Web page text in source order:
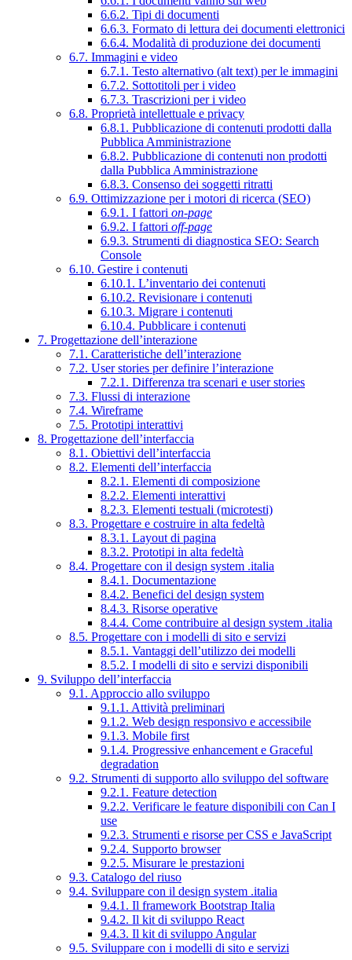
6.6.2. Tipi di documenti
6.6.3. Formato di lettura dei documenti elettronici
6.6.4. Modalità di produzione dei documenti
6.7. Immagini e video
6.7.1. Testo alternativo (alt text) per le immagini
6.7.2. Sottotitoli per i video
6.7.3. Trascrizioni per i video
6.8. Proprietà intellettuale e privacy
6.8.1. Pubblicazione di contenuti prodotti dalla
Pubblica Amministrazione
6.8.2. Pubblicazione di contenuti non prodotti
dalla Pubblica Amministrazione
6.8.3. Consenso dei soggetti ritratti
6.9. Ottimizzazione per i motori di ricerca (SEO)
6.9.1. I fattori on-page
6.9.2. I fattori off-page
6.9.3. Strumenti di diagnostica SEO: Search
Console
6.10. Gestire i contenuti
6.10.1. L’inventario dei contenuti
6.10.2. Revisionare i contenuti
6.10.3. Migrare i contenuti
6.10.4. Pubblicare i contenuti
7. Progettazione dell’interazione
7.1. Caratteristiche dell’interazione
7.2. User stories per definire l’interazione
7.2.1. Differenza tra scenari e user stories
7.3. Flussi di interazione
7.4. Wireframe
7.5. Prototipi interattivi
8. Progettazione dell’interfaccia
8.1. Obiettivi dell’interfaccia
8.2. Elementi dell’interfaccia
8.2.1. Elementi di composizione
8.2.2. Elementi interattivi
8.2.3. Elementi testuali (microtesti)
8.3. Progettare e costruire in alta fedeltà
8.3.1. Layout di pagina
8.3.2. Prototipi in alta fedeltà
8.4. Progettare con il design system .italia
8.4.1. Documentazione
8.4.2. Benefici del design system
8.4.3. Risorse operative
8.4.4. Come contribuire al design system .italia
8.5. Progettare con i modelli di sito e servizi
8.5.1. Vantaggi dell’utilizzo dei modelli
8.5.2. I modelli di sito e servizi disponibili
9. Sviluppo dell’interfaccia
9.1. Approccio allo sviluppo
9.1.1. Attività preliminari
9.1.2. Web design responsivo e accessibile
9.1.3. Mobile first
9.1.4. Progressive enhancement e Graceful
degradation
9.2. Strumenti di supporto allo sviluppo del software
9.2.1. Feature detection
9.2.2. Verificare le feature disponibili con Can I
use
9.2.3. Strumenti e risorse per CSS e JavaScript
9.2.4. Supporto browser
9.2.5. Misurare le prestazioni
9.3. Catalogo del riuso
9.4. Sviluppare con il design system .italia
9.4.1. Il framework Bootstrap Italia
9.4.2. Il kit di sviluppo React
9.4.3. Il kit di sviluppo Angular
9.5. Sviluppare con i modelli di sito e servizi